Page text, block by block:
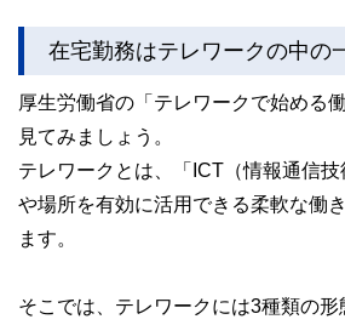
在宅勤務はテレワークの中の
厚生労働省の「テレワークで始める
見てみましょう。
テレワークとは、「ICT（情報通信
や場所を有効に活用できる柔軟な働
ます。
そこでは、テレワークには3種類の形